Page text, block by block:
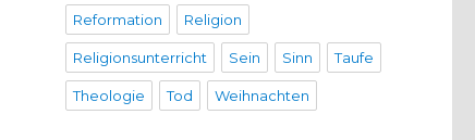
Reformation Religion
Religionsunterricht Sein Sinn Taufe
Theologie Tod Weihnachten